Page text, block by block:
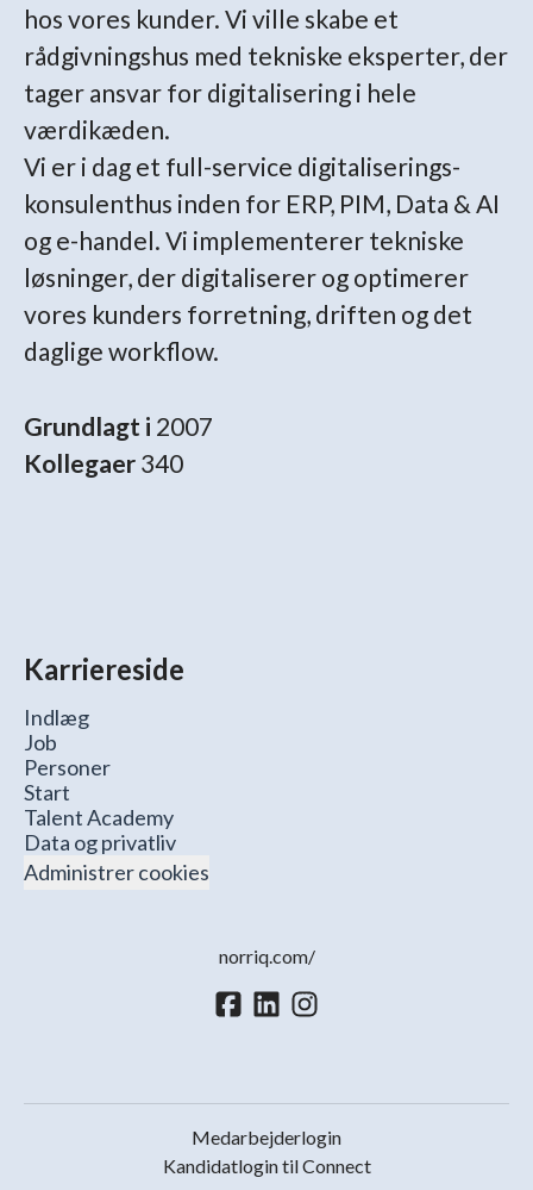
hos vores kunder. Vi ville skabe et
rådgivningshus med tekniske eksperter, der
tager ansvar for digitalisering i hele
værdikæden.
Vi er i dag et full-service digitaliserings-
konsulenthus inden for ERP, PIM, Data & AI
og e-handel. Vi implementerer tekniske
løsninger, der digitaliserer og optimerer
vores kunders forretning, driften og det
daglige workflow.
Grundlagt i 2007
Kollegaer 340
Karriereside
Indlæg
Job
Personer
Start
Talent Academy
Data og privatliv
Administrer cookies
norriq.com/
Medarbejderlogin
Kandidatlogin til Connect